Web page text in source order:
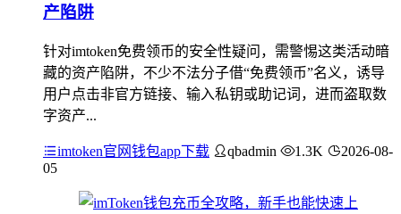
产陷阱
针对imtoken免费领币的安全性疑问，需警惕这类活动暗
藏的资产陷阱，不少不法分子借“免费领币”名义，诱导
用户点击非官方链接、输入私钥或助记词，进而盗取数
字资产...
imtoken官网钱包app下载 qbadmin 1.3K
2026-08-
05